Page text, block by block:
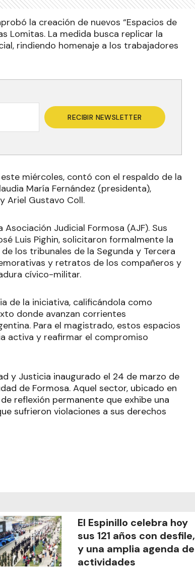
la creación de nuevos “Espacios de
Lomitas. La medida busca replicar la
rindiendo homenaje a los trabajadores
RECIBIR NEWSLETTER
miércoles, contó con el respaldo de la
María Fernández (presidenta),
Ariel Gustavo Coll.
Judicial Formosa (AJF). Sus
Luis Pighin, solicitaron formalmente la
los tribunales de la Segunda y Tercera
y retratos de los compañeros y
cívico-militar.
de la iniciativa, calificándola como
donde avanzan corrientes
Para el magistrado, estos espacios
activa y reafirmar el compromiso
y Justicia inaugurado el 24 de marzo de
de Formosa. Aquel sector, ubicado en
reflexión permanente que exhibe una
sufrieron violaciones a sus derechos
El Espinillo celebra hoy
sus 121 años con desfile,
y una amplia agenda de
actividades